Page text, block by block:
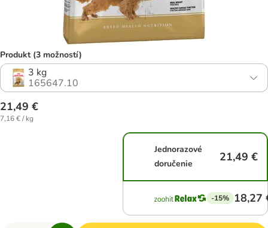
Produkt (3 možností)
3 kg
165647.10
21,49 €
7,16 € / kg
Jednorazové
doručenie
21,49 €
-15% 18,27